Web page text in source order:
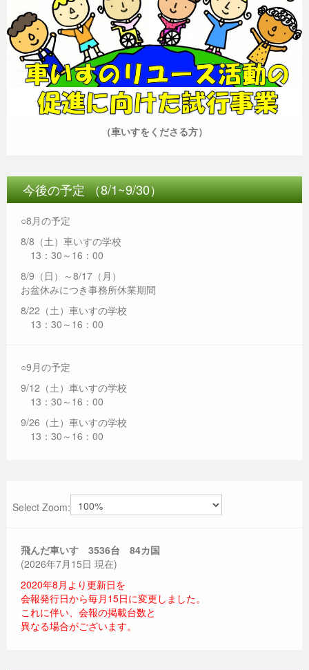
（車いすをくださる方）
今後の予定 （8/1~9/30）
○8月の予定
8/8（土）車いすの学校
13：30～16：00
8/9（日）～8/17（月）
お盆休みにつき事務所休業期間
8/22（土）車いすの学校
13：30～16：00
○9月の予定
9/12（土）車いすの学校
13：30～16：00
9/26（土）車いすの学校
13：30～16：00
Select Zoom:
飛んだ車いす 3536台 84カ国
(2026年7月15日 現在)
2020年8月より更新日を
会報発行日から毎月15日に変更しました。
これに伴い、会報の掲載台数と
異なる場合がございます。